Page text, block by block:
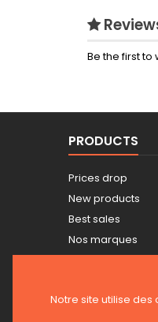
Be the first to
PRODUCTS
Prices drop
New products
Best sales
Nos marques
Tarifs
Notre site utilise des